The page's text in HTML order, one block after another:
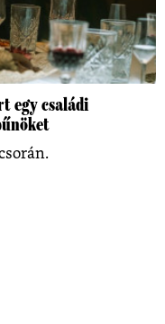
egy családi